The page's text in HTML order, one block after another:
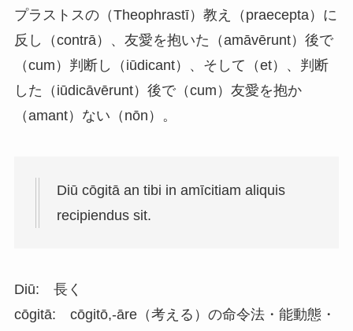
プラストスの（Theophrastī）教え（praecepta）に
反し（contrā）、友愛を抱いた（amāvērunt）後で
（cum）判断し（iūdicant）、そして（et）、判断
した（iūdicāvērunt）後で（cum）友愛を抱か
（amant）ない（nōn）。
Diū cōgitā an tibi in amīcitiam aliquis
recipiendus sit.
Diū: 長く
cōgitā: cōgitō,-āre（考える）の命令法・能動態・